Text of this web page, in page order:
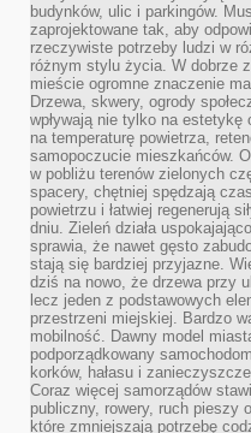
budynków, ulic i parkingów.
zaprojektowane tak, aby
rzeczywiste potrzeby ludzi w
różnym stylu życia. W dobrze
mieście ogromne znaczenie
Drzewa, skwery, ogrody
wpływają nie tylko na
na temperaturę powietrza,
samopoczucie mieszkańców.
w pobliżu terenów zielonych
spacery, chętniej spędzają
powietrzu i łatwiej regenerują
dniu. Zieleń działa
sprawia, że nawet gęsto
stają się bardziej przyjazne.
dziś na nowo, że drzewa przy
lecz jeden z podstawowych
przestrzeni miejskiej. Bardzo
mobilność. Dawny model
podporządkowany
korków, hałasu i
Coraz więcej samorządów
publiczny, rowery, ruch pieszy
które zmniejszają potrzebę